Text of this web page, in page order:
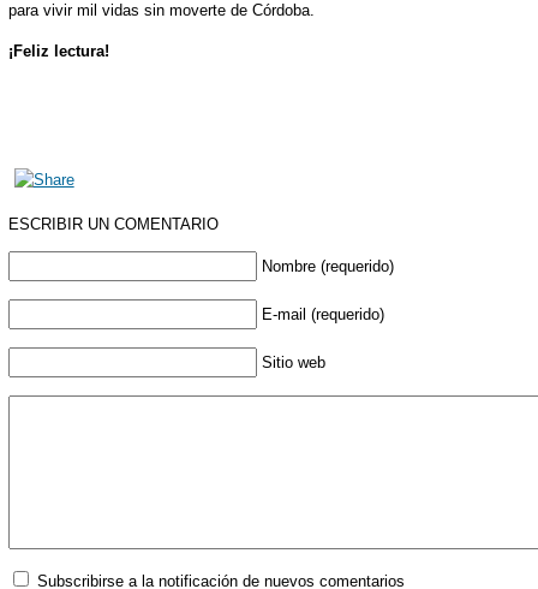
para vivir mil vidas sin moverte de Córdoba.
¡Feliz lectura!
ESCRIBIR UN COMENTARIO
Nombre (requerido)
E-mail (requerido)
Sitio web
Subscribirse a la notificación de nuevos comentarios